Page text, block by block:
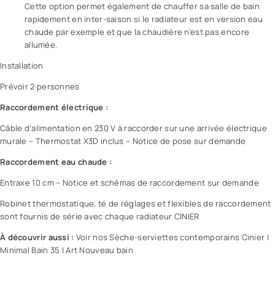
Cette option permet également de chauffer sa salle de bain
rapidement en inter-saison si le radiateur est en version eau
chaude par exemple et que la chaudière n’est pas encore
allumée.
Installation
Prévoir 2 personnes
Raccordement électrique :
Câble d’alimentation en 230 V à raccorder sur une arrivée électrique
murale – Thermostat X3D inclus – Notice de pose sur demande
Raccordement eau chaude :
Entraxe 10 cm – Notice et schémas de raccordement sur demande
Robinet thermostatique, té de réglages et flexibles de raccordement
sont fournis de série avec chaque radiateur CINIER
À découvrir aussi : Voir nos Sèche-serviettes contemporains Cinier |
Minimal Bain 35 |Art Nouveau bain